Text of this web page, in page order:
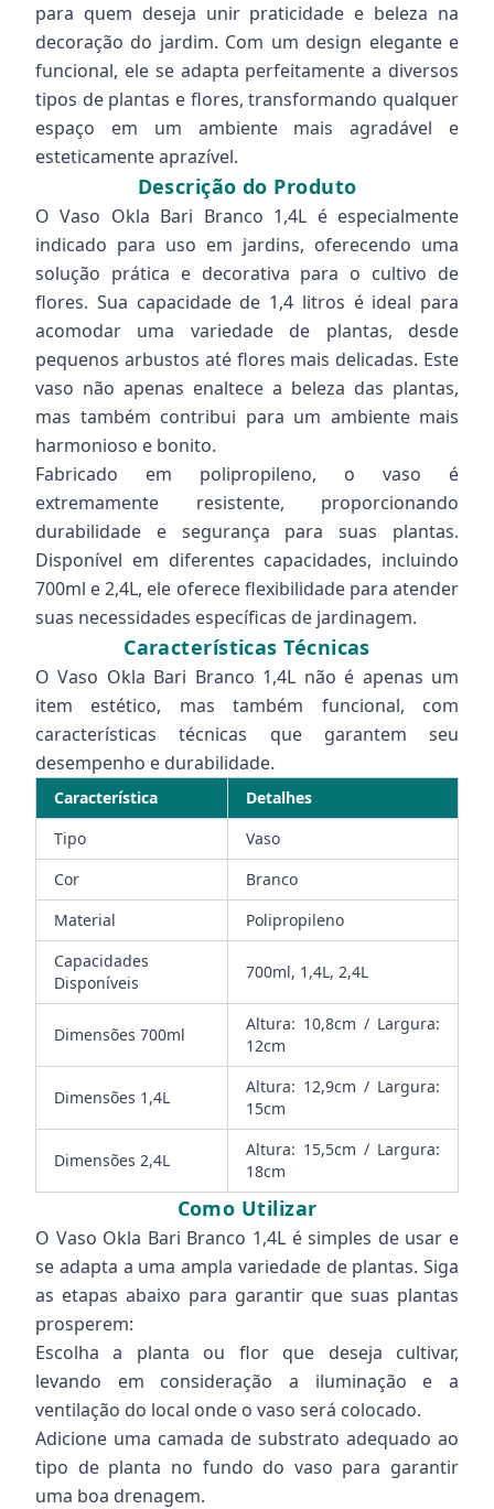
para quem deseja unir praticidade e beleza na
decoração do jardim. Com um design elegante e
funcional, ele se adapta perfeitamente a diversos
tipos de plantas e flores, transformando qualquer
espaço em um ambiente mais agradável e
esteticamente aprazível.
Descrição do Produto
O Vaso Okla Bari Branco 1,4L é especialmente
indicado para uso em jardins, oferecendo uma
solução prática e decorativa para o cultivo de
flores. Sua capacidade de 1,4 litros é ideal para
acomodar uma variedade de plantas, desde
pequenos arbustos até flores mais delicadas. Este
vaso não apenas enaltece a beleza das plantas,
mas também contribui para um ambiente mais
harmonioso e bonito.
Fabricado em polipropileno, o vaso é
extremamente resistente, proporcionando
durabilidade e segurança para suas plantas.
Disponível em diferentes capacidades, incluindo
700ml e 2,4L, ele oferece flexibilidade para atender
suas necessidades específicas de jardinagem.
Características Técnicas
O Vaso Okla Bari Branco 1,4L não é apenas um
item estético, mas também funcional, com
características técnicas que garantem seu
desempenho e durabilidade.
Característica
Detalhes
Tipo
Vaso
Cor
Branco
Material
Polipropileno
Capacidades
Disponíveis
700ml, 1,4L, 2,4L
Dimensões 700ml
Altura: 10,8cm / Largura:
12cm
Dimensões 1,4L
Altura: 12,9cm / Largura:
15cm
Dimensões 2,4L
Altura: 15,5cm / Largura:
18cm
Como Utilizar
O Vaso Okla Bari Branco 1,4L é simples de usar e
se adapta a uma ampla variedade de plantas. Siga
as etapas abaixo para garantir que suas plantas
prosperem:
Escolha a planta ou flor que deseja cultivar,
levando em consideração a iluminação e a
ventilação do local onde o vaso será colocado.
Adicione uma camada de substrato adequado ao
tipo de planta no fundo do vaso para garantir
uma boa drenagem.